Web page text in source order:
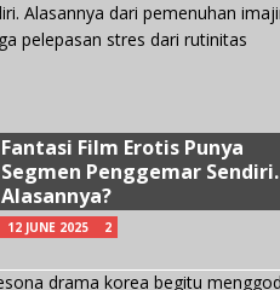
Fantasi Film Erotis Punya
Segmen Penggemar Sendiri.
Alasannya?
12 JUNE 2025 2